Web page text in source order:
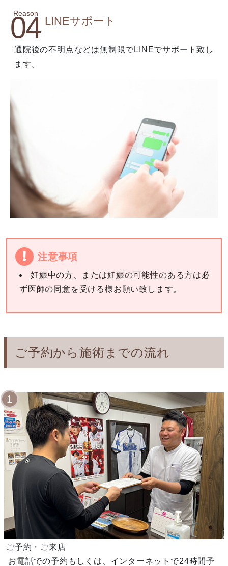
Reason
04 LINEサポート
通院後の不明点などは無制限でLINEでサポート致し
ます。
注意事項
妊娠中の方、または妊娠の可能性のある方は必
ず医師の同意を受ける様お願い致します。
ご予約から施術までの流れ
1
ご予約・ご来店
お電話での予約もしくは、インターネットで24時間予